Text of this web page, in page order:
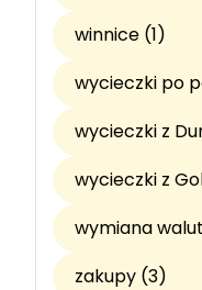
winnice (1)
wycieczki po
wycieczki z
wycieczki z
wymiana
zakupy (3)